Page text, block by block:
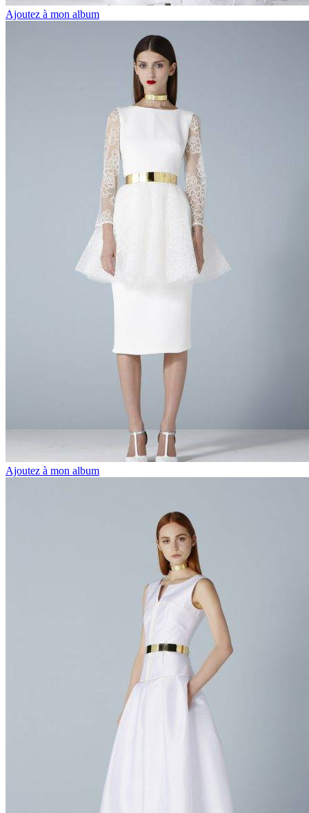
Ajoutez à mon album
Ajoutez à mon album